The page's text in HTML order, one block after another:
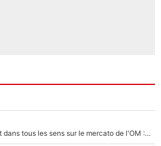
Medina, Rulli, Paixao... ça part dans tous les sens sur le mercato de l'OM : Frank McCourt va enfin récupérer l'argent qu'il attend ?